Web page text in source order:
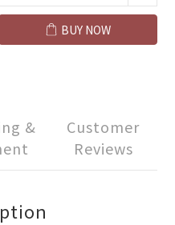
BUY NOW
&
Customer
Reviews